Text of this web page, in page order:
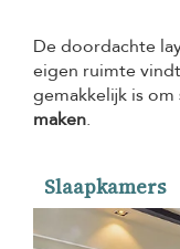
De doordachte
eigen ruimte
gemakkelijk is om
maken.
Slaapkamers